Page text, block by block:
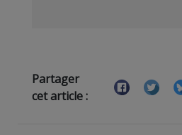
Partager
cet article :